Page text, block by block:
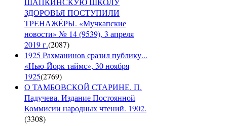
ЗДОРОВЬЯ ПОСТУПИЛИ
ТРЕНАЖЁРЫ. «Мучкапские
новости» № 14 (9539), 3 апреля
2019 г.(2087)
1925 Рахманинов сразил публику...
«Нью-Йорк таймс», 30 ноября
1925(2769)
О ТАМБОВСКОЙ СТАРИНЕ. П.
Падучева. Издание Постоянной
Коммисии народных чтений. 1902.
(3308)